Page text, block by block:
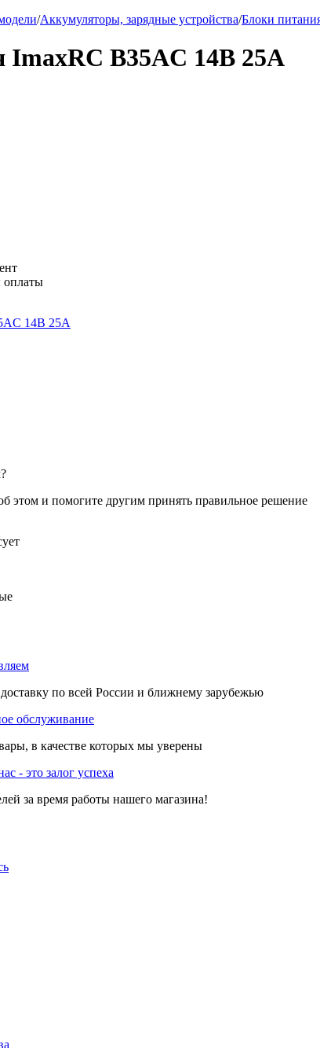
/Аккумуляторы, зарядные устройства/Блоки
ImaxRC B35AC 14В 25A
этом и помогите другим принять правильное решение
по всей России и ближнему зарубежью
обслуживание
в качестве которых мы уверены
- это залог успеха
за время работы нашего магазина!